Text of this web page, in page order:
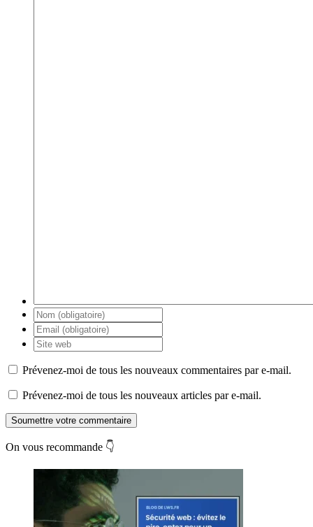
Prévenez-moi de tous les nouveaux commentaires par e-mail.
Prévenez-moi de tous les nouveaux articles par e-mail.
Soumettre votre commentaire
On vous recommande 👇